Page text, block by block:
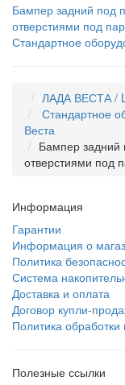
Бампер задний под
отверстиями под
Стандартное
ЛАДА ВЕСТА /
Стандартное
Веста
Бампер задний
отверстиями под
Информация
Гарантии
Информация о
Политика
Система
Доставка и оплата
Договор купли-
Политика
Полезные ссылки